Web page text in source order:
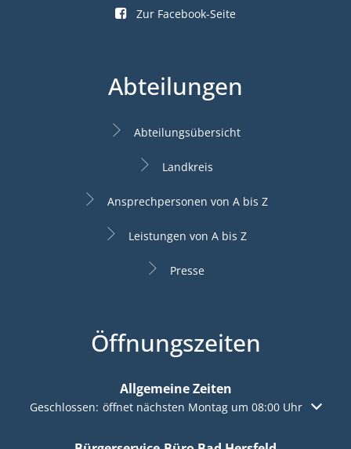
Zur Facebook-Seite
Abteilungen
Abteilungsübersicht
Landkreis
Ansprechpersonen von A bis Z
Leistungen von A bis Z
Presse
Öffnungszeiten
Allgemeine Zeiten
Klicken, um weitere Öffnungs- oder Schließzeiten
Geschlossen: öffnet nächsten Montag um 08:00 Uhr